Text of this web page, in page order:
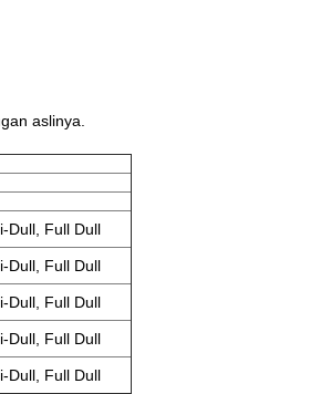
aslinya.
Dull, Full Dull
Dull, Full Dull
Dull, Full Dull
Dull, Full Dull
Dull, Full Dull